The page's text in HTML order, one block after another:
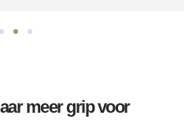
meer grip voor